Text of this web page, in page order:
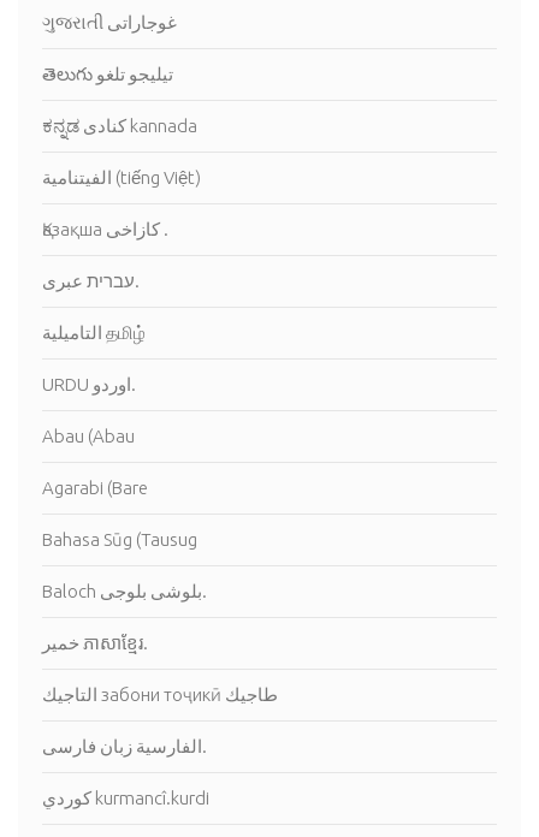
ગુજરાતી غوجاراتى
తెలుగు تيليجو تلغو
ಕನ್ನಡ كنادى kannada
الفيتنامية (tiếng Việt)
Қазақша كازاخى .
עברית عبرى.
التاميلية தமிழ்
URDU اوردو.
Abau (Abau
Agarabi (Bare
Bahasa Sūg (Tausug
Baloch بلوشى بلوجى.
خمير ភាសាខ្មែរ.
التاجيك забони тоҷикӣ طاجيك
الفارسية زبان فارسی.
كوردي kurmancî.kurdi